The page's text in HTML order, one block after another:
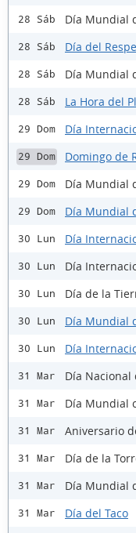
28 Sáb Día Mundial
28 Sáb Día del
28 Sáb Día Mundial
28 Sáb La Hora del
29 Dom Día
29 Dom Domingo de
29 Dom Día Mundial
29 Dom Día Mundial
30 Lun Día
30 Lun Día
30 Lun Día de la
30 Lun Día Mundial
30 Lun Día
31 Mar Día Nacional
31 Mar Día Mundial
31 Mar Aniversario
31 Mar Día de la
31 Mar Día Mundial
31 Mar
Día del Taco